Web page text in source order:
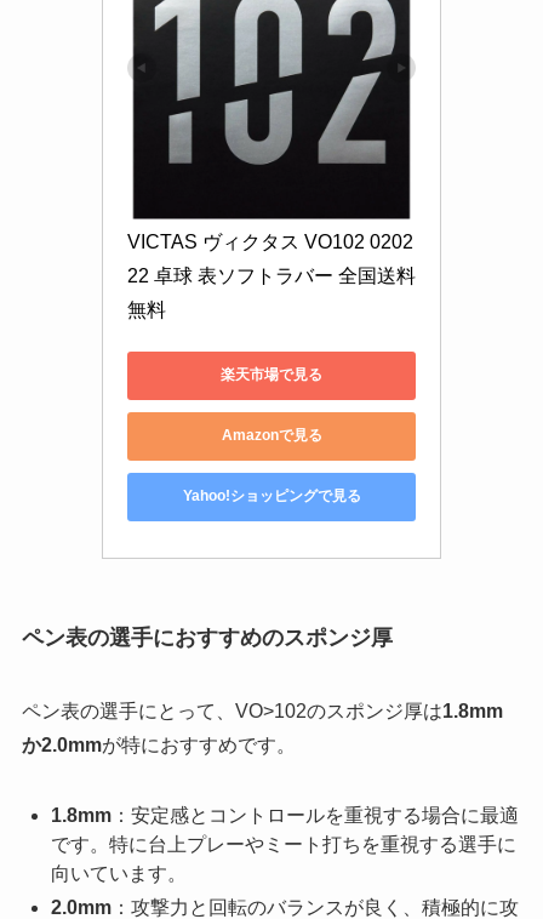
VICTAS ヴィクタス VO102 0202
22 卓球 表ソフトラバー 全国送料
無料
楽天市場で見る
Amazonで見る
Yahoo!ショッピングで見る
ペン表の選手におすすめのスポンジ厚
ペン表の選手にとって、VO>102のスポンジ厚は1.8mm
か2.0mmが特におすすめです。
1.8mm：安定感とコントロールを重視する場合に最適
です。特に台上プレーやミート打ちを重視する選手に
向いています。
2.0mm：攻撃力と回転のバランスが良く、積極的に攻